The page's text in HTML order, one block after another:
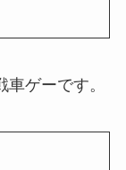
ゲーです。